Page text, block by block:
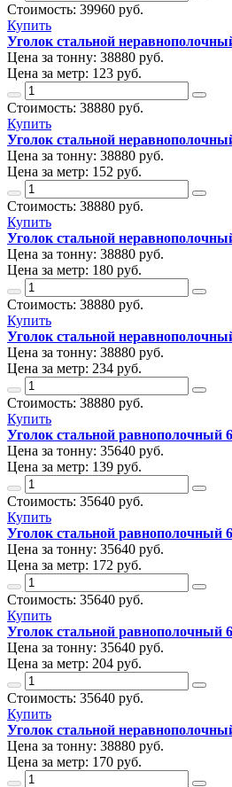
Стоимость: 39960 руб.
Купить
Уголок стальной
Цена за тонну: 38880 руб.
Цена за метр: 123 руб.
Стоимость: 38880 руб.
Купить
Уголок стальной
Цена за тонну: 38880 руб.
Цена за метр: 152 руб.
Стоимость: 38880 руб.
Купить
Уголок стальной
Цена за тонну: 38880 руб.
Цена за метр: 180 руб.
Стоимость: 38880 руб.
Купить
Уголок стальной
Цена за тонну: 38880 руб.
Цена за метр: 234 руб.
Стоимость: 38880 руб.
Купить
Уголок стальной равнополочный
Цена за тонну: 35640 руб.
Цена за метр: 139 руб.
Стоимость: 35640 руб.
Купить
Уголок стальной равнополочный
Цена за тонну: 35640 руб.
Цена за метр: 172 руб.
Стоимость: 35640 руб.
Купить
Уголок стальной равнополочный
Цена за тонну: 35640 руб.
Цена за метр: 204 руб.
Стоимость: 35640 руб.
Купить
Уголок стальной
Цена за тонну: 38880 руб.
Цена за метр: 170 руб.